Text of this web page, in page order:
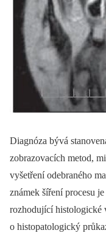
Diagnóza bývá
zobrazovacích metod,
vyšetření odebraného
známek šíření procesu
rozhodující histologické
o histopatologický